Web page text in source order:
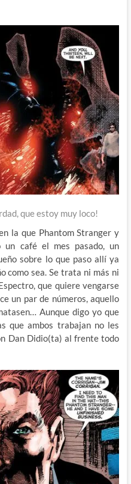
que estoy muy loco!
la que Phantom Stranger y
un café el mes pasado, un
sobre lo que paso allí ya
como sea. Se trata ni más ni
que quiere vengarse
un par de números, aquello
Aunque digo yo que
que ambos trabajan no les
Dan Didio(ta) al frente todo